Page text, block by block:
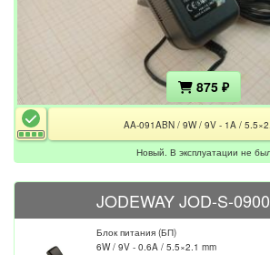
875 ₽
AA-091ABN / 9W / 9V - 1A /
Новый. В эксплуатации не
JODEWAY JOD-S-
Блок питания (БП)
6W / 9V - 0.6A / 5.5×2.1 mm